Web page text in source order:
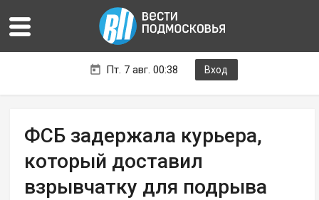
Пт. 7 авг. 00:38 Вход
ФСБ задержала курьера,
который доставил
взрывчатку для подрыва